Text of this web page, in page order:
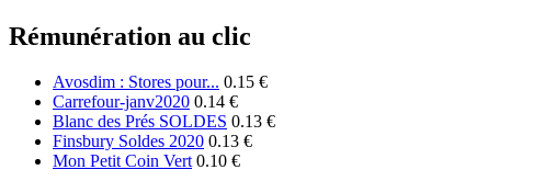
Rémunération au clic
Avosdim : Stores pour... 0.15 €
Carrefour-janv2020 0.14 €
Blanc des Prés SOLDES 0.13 €
Finsbury Soldes 2020 0.13 €
Mon Petit Coin Vert 0.10 €